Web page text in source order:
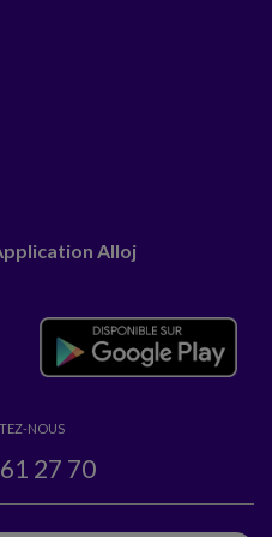
Alloj
NOUS
27 70